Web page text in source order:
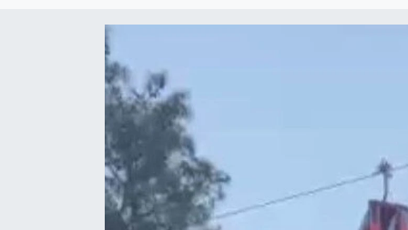
Magazin
Etkinlikler